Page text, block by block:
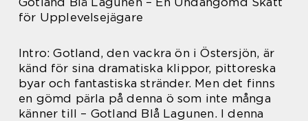
för Upplevelsejägare
Intro: Gotland, den vackra ön i Östersjön, är
känd för sina dramatiska klippor, pittoreska
byar och fantastiska stränder. Men det finns
en gömd pärla på denna ö som inte många
känner till – Gotland Blå Lagunen. I denna